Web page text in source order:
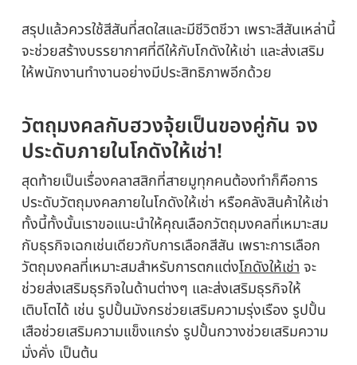
สรุปแล้วควรใช้สีสันที่สดใสและมีชีวิตชีวา เพราะสีสันเหล่านี้
จะช่วยสร้างบรรยากาศที่ดีให้กับโกดังให้เช่า และส่งเสริม
ให้พนักงานทำงานอย่างมีประสิทธิภาพอีกด้วย
วัตถุมงคลกับฮวงจุ้ยเป็นของคู่กัน จง
ประดับภายในโกดังให้เช่า!
สุดท้ายเป็นเรื่องคลาสสิกที่สายมูทุกคนต้องทำก็คือการ
ประดับวัตถุมงคลภายในโกดังให้เช่า หรือคลังสินค้าให้เช่า
ทั้งนี้ทั้งนั้นเราขอแนะนำให้คุณเลือกวัตถุมงคลที่เหมาะสม
กับธุรกิจเฉกเช่นเดียวกับการเลือกสีสัน เพราะการเลือก
วัตถุมงคลที่เหมาะสมสำหรับการตกแต่งโกดังให้เช่าจะ
ช่วยส่งเสริมธุรกิจในด้านต่างๆ และส่งเสริมธุรกิจให้
เติบโตได้ เช่น รูปปั้นมังกรช่วยเสริมความรุ่งเรือง รูปปั้น
เสือช่วยเสริมความแข็งแกร่ง รูปปั้นกวางช่วยเสริมความ
มั่งคั่ง เป็นต้น